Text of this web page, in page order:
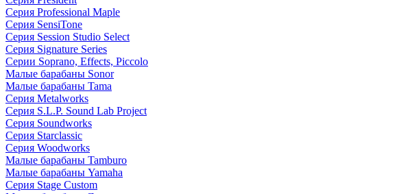
Серия Professional Maple
Серия SensiTone
Серия Session Studio Select
Серия Signature Series
Серии Soprano, Effects, Piccolo
Малые барабаны Sonor
Малые барабаны Tama
Серия Metalworks
Серия S.L.P. Sound Lab Project
Серия Soundworks
Серия Starclassic
Серия Woodworks
Малые барабаны Tamburo
Малые барабаны Yamaha
Серия Stage Custom